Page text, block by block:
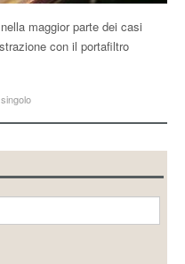
maggior parte dei casi
con il portafiltro